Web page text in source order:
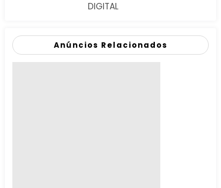
DIGITAL
Anúncios Relacionados